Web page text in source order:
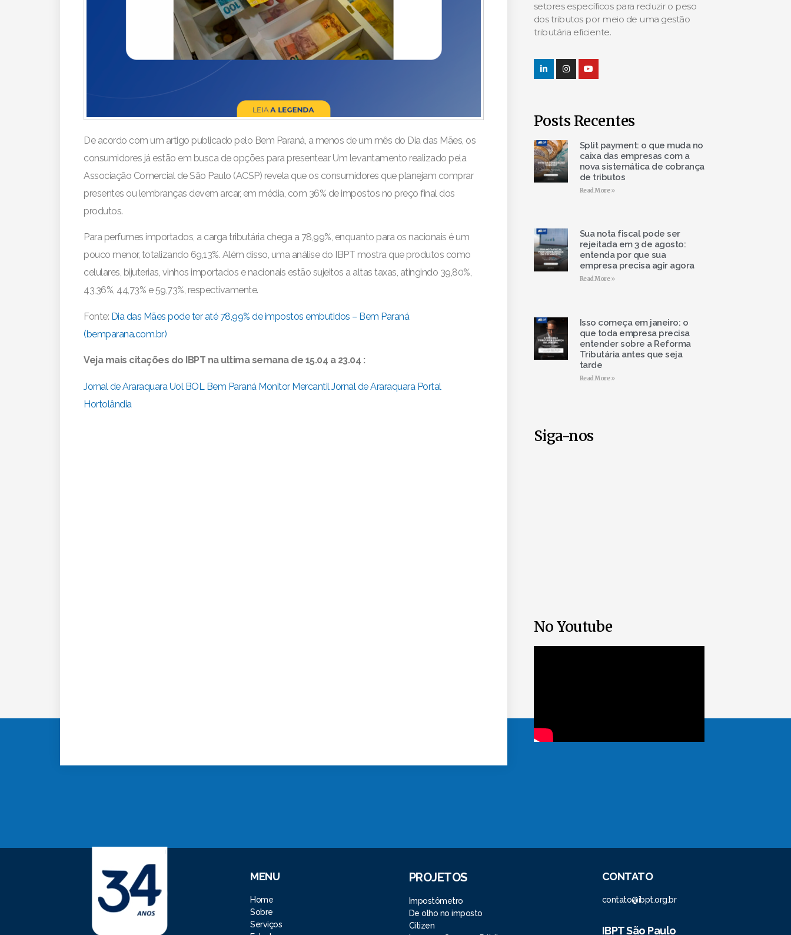
De acordo com um artigo publicado pelo Bem Paraná, a menos de um mês do Dia das Mães, os
consumidores já estão em busca de opções para presentear. Um levantamento realizado pela
Associação Comercial de São Paulo (ACSP) revela que os consumidores que planejam comprar
presentes ou lembranças devem arcar, em média, com 36% de impostos no preço final dos
produtos.
Para perfumes importados, a carga tributária chega a 78,99%, enquanto para os nacionais é um
pouco menor, totalizando 69,13%. Além disso, uma análise do IBPT mostra que produtos como
celulares, bijuterias, vinhos importados e nacionais estão sujeitos a altas taxas, atingindo 39,80%,
43,36%, 44,73% e 59,73%, respectivamente.
Fonte: Dia das Mães pode ter até 78,99% de impostos embutidos – Bem Paraná
(bemparana.com.br)
Veja mais citações do IBPT na ultima semana de 15.04 a 23.04 :
Jornal de Araraquara Uol BOL Bem Paraná Monitor Mercantil Jornal de Araraquara Portal
Hortolândia
setores específicos para reduzir o peso
dos tributos por meio de uma gestão
tributária eficiente.
Posts Recentes
Split payment: o que muda no
caixa das empresas com a
nova sistemática de cobrança
de tributos
Read More »
Sua nota fiscal pode ser
rejeitada em 3 de agosto:
entenda por que sua
empresa precisa agir agora
Read More »
Isso começa em janeiro: o
que toda empresa precisa
entender sobre a Reforma
Tributária antes que seja
tarde
Read More »
Siga-nos
No Youtube
MENU
Home
Sobre
Serviços
PROJETOS
Impostômetro
De olho no imposto
Citizen
CONTATO
contato@ibpt.org.br
IBPT São Paulo